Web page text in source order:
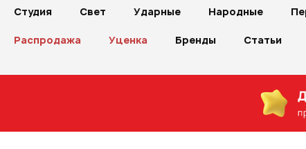
Студия Свет Ударные Народные
Распродажа Уценка Бренды Статьи